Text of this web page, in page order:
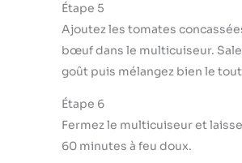
Étape 5
Ajoutez les tomates
bœuf dans le multicuiseur.
goût puis mélangez bien le
Étape 6
Fermez le multicuiseur et
60 minutes à feu doux.